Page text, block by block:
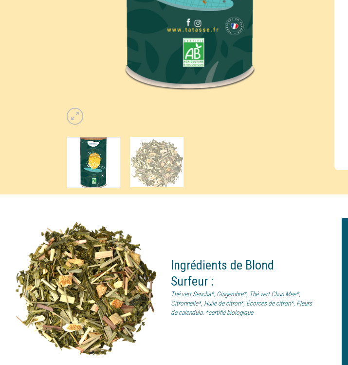
Ingrédients de Blond
Surfeur :
Thé vert Sencha*, Gingembre*, Thé vert Chun Mee*,
Citronnelle*, Huile de citron*, Écorces de citron*, Fleurs
de calendula. *certifié biologique